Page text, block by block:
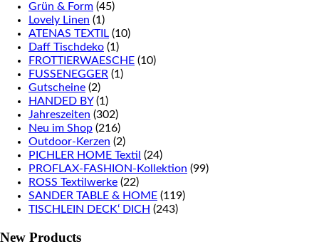
Grün & Form (45)
Lovely Linen (1)
ATENAS TEXTIL (10)
Daff Tischdeko (1)
FROTTIERWAESCHE (10)
FUSSENEGGER (1)
Gutscheine (2)
HANDED BY (1)
Jahreszeiten (302)
Neu im Shop (216)
Outdoor-Kerzen (2)
PICHLER HOME Textil (24)
PROFLAX-FASHION-Kollektion (99)
ROSS Textilwerke (22)
SANDER TABLE & HOME (119)
TISCHLEIN DECK‘ DICH (243)
New Products